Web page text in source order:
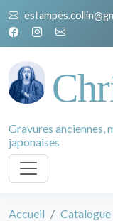
Gravures anciennes,
japonaises
Accueil Catalogue